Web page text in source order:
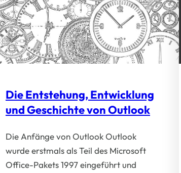
Die Entstehung, Entwicklung
und Geschichte von Outlook
Die Anfänge von Outlook Outlook
wurde erstmals als Teil des Microsoft
Office-Pakets 1997 eingeführt und